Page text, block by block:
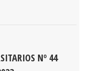
Nº 44